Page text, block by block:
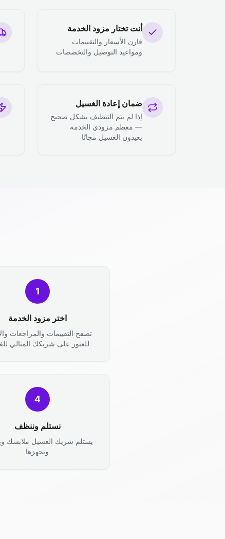
أنت تختار مزود الخدمة
قارن الأسعار والتقييمات
ومواعيد التوصيل والتخصصات
ضمان إعادة الغسيل
إذا لم يتم التنظيف بشكل صحيح
— معظم مزودي الخدمة
يعيدون الغسيل مجانًا
1
اختر مزود الخدمة
تصفح التقييمات والمراجعات
للعثور على شريكك المثالي
4
نستلم وننظف
يستلم شريك الغسيل ملابسك
ويجهزها